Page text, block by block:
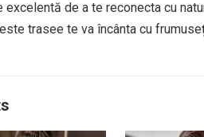
excelentă de a te reconecta cu
trasee te va încânta cu